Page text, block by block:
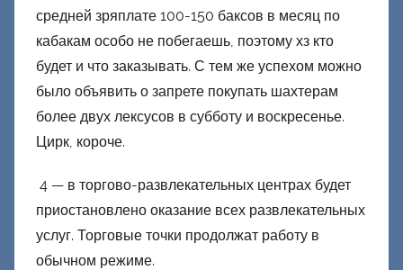
средней зряплате 100-150 баксов в месяц по
кабакам особо не побегаешь, поэтому хз кто
будет и что заказывать. С тем же успехом можно
было объявить о запрете покупать шахтерам
более двух лексусов в субботу и воскресенье.
Цирк, короче.
4 — в торгово-развлекательных центрах будет
приостановлено оказание всех развлекательных
услуг. Торговые точки продолжат работу в
обычном режиме.